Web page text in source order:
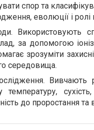
спор та
еволюції і ролі
Використовують
за допомогою
зрозуміти
середовища.
температуру,
до проростання